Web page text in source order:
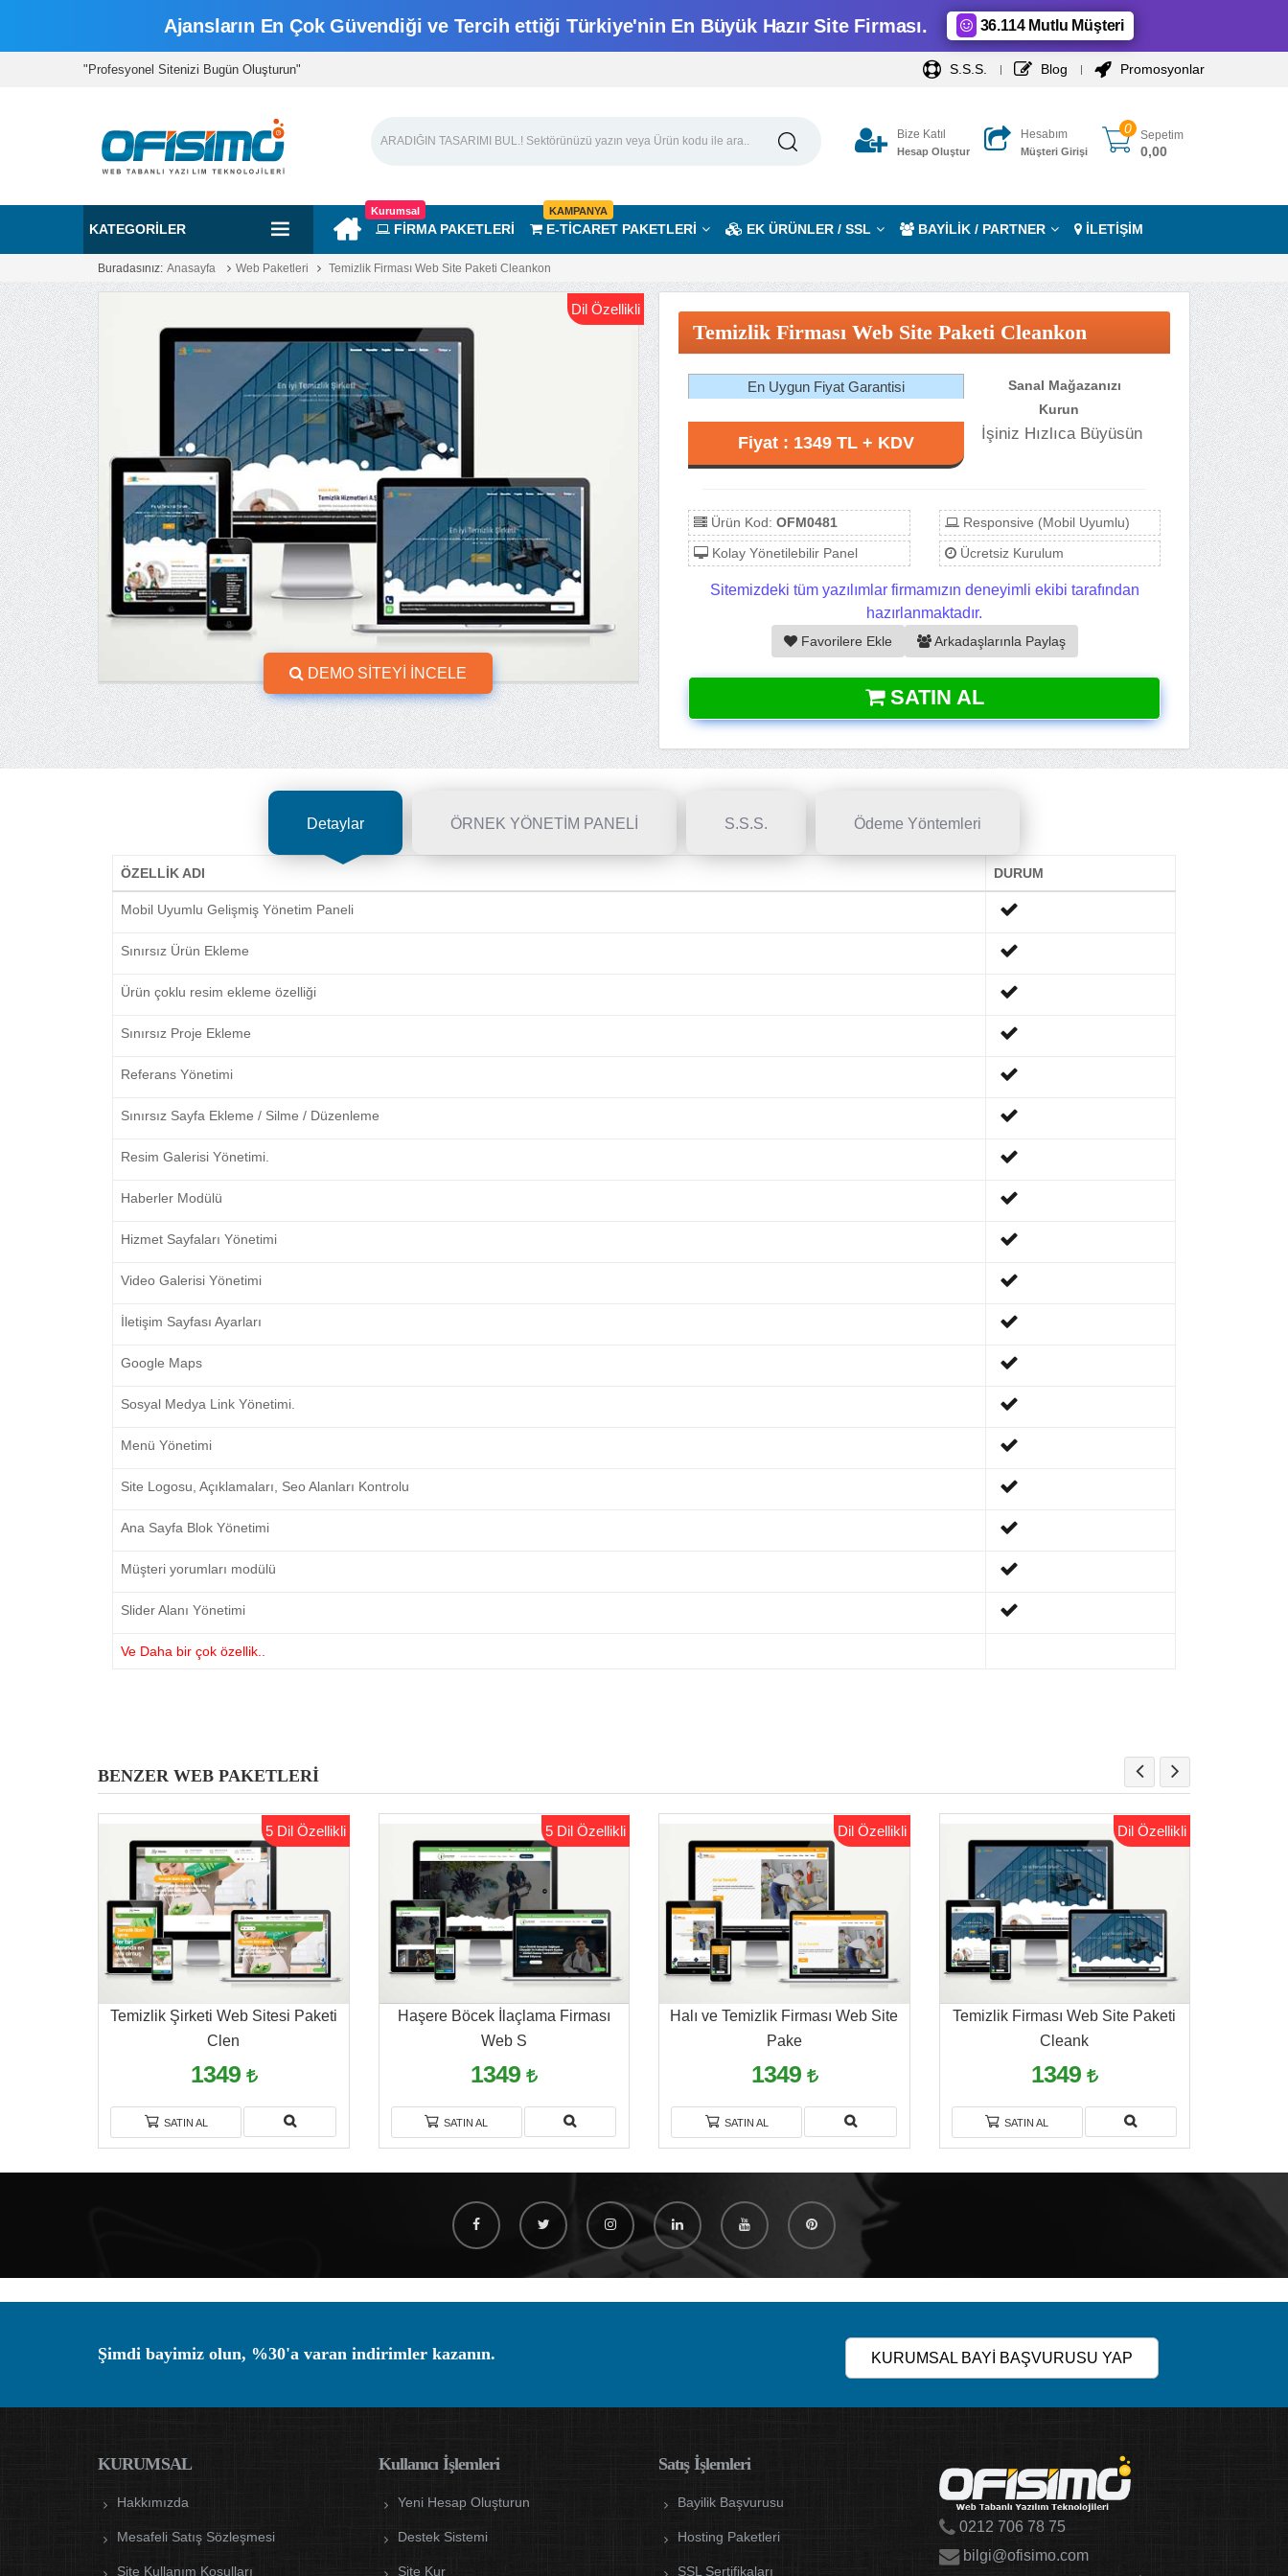
Ajansların En Çok Güvendiği ve Tercih ettiği Türkiye'nin En Büyük Hazır Site Firması. 36.114 Mutlu Müşteri
"Profesyonel Sitenizi Bugün Oluşturun" S.S.S. Blog Promosyonlar
Bize Katıl
Hesap Oluştur
Hesabım
Müşteri Girişi
0 Sepetim
0,00
KATEGORILER FİRMA PAKETLERİ
Kurumsal
E-TİCARET PAKETLERİ
KAMPANYA
EK ÜRÜNLER / SSL BAYİLİK / PARTNER İLETİŞİM
Buradasınız: Anasayfa Web Paketleri Temizlik Firması Web Site Paketi Cleankon
Dil Özellikli
DEMO SİTEYİ İNCELE
Temizlik Firması Web Site Paketi Cleankon
En Uygun Fiyat Garantisi
Sanal Mağazanızı
Kurun
Fiyat : 1349 TL + KDV İşiniz Hızlıca Büyüsün
Ürün Kod: OFM0481
Responsive (Mobil Uyumlu)
Kolay Yönetilebilir Panel
Ücretsiz Kurulum
Sitemizdeki tüm yazılımlar firmamızın deneyimli ekibi tarafından
hazırlanmaktadır.
Favorilere Ekle Arkadaşlarınla Paylaş
SATIN AL
Detaylar ÖRNEK YÖNETİM PANELİ S.S.S. Ödeme Yöntemleri
ÖZELLİK ADI DURUM
Mobil Uyumlu Gelişmiş Yönetim Paneli
Sınırsız Ürün Ekleme
Ürün çoklu resim ekleme özelliği
Sınırsız Proje Ekleme
Referans Yönetimi
Sınırsız Sayfa Ekleme / Silme / Düzenleme
Resim Galerisi Yönetimi.
Haberler Modülü
Hizmet Sayfaları Yönetimi
Video Galerisi Yönetimi
İletişim Sayfası Ayarları
Google Maps
Sosyal Medya Link Yönetimi.
Menü Yönetimi
Site Logosu, Açıklamaları, Seo Alanları Kontrolu
Ana Sayfa Blok Yönetimi
Müşteri yorumları modülü
Slider Alanı Yönetimi
Ve Daha bir çok özellik..
BENZER WEB PAKETLERİ
5 Dil Özellikli
Temizlik Şirketi Web Sitesi Paketi
Clen
1349
SATIN AL
5 Dil Özellikli
Haşere Böcek İlaçlama Firması
Web S
1349
SATIN AL
Dil Özellikli
Halı ve Temizlik Firması Web Site
Pake
1349
SATIN AL
Dil Özellikli
Temizlik Firması Web Site Paketi
Cleank
1349
SATIN AL
Şimdi bayimiz olun, %30'a varan indirimler kazanın. KURUMSAL BAYİ BAŞVURUSU YAP
KURUMSAL
Hakkımızda
Mesafeli Satış Sözleşmesi
Site Kullanım Koşulları
Kullanıcı İşlemleri
Yeni Hesap Oluşturun
Destek Sistemi
Site Kur
Satış İşlemleri
Bayilik Başvurusu
Hosting Paketleri
SSL Sertifikaları
0212 706 78 75
bilgi@ofisimo.com